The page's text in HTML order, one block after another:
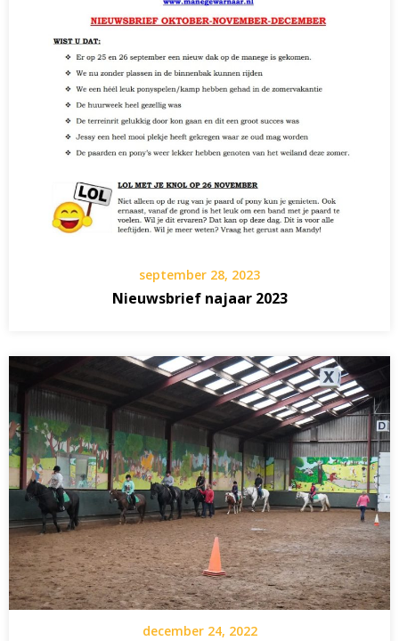
september 28, 2023
Nieuwsbrief najaar 2023
december 24, 2022